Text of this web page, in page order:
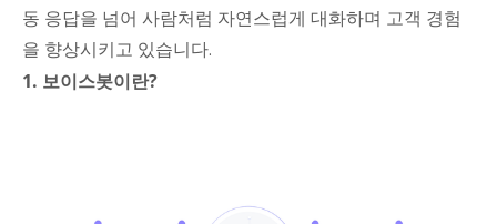
동 응답을 넘어 사람처럼 자연스럽게 대화하며 고객 경험
을 향상시키고 있습니다.
1. 보이스봇이란?